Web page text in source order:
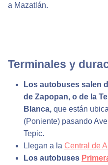
a Mazatlán.
Terminales y
Los autobuses salen
de Zapopan, o de la
Blanca, que están
(Poniente) pasando
Tepic.
Llegan a la Central de
Los autobuses